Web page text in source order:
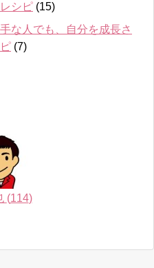
シピ (15)
な人でも、自分を成長さ
(7)
(114)